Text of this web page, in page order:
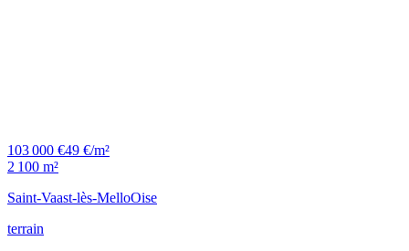
103 000 €49 €/m²
2 100 m²
Saint-Vaast-lès-MelloOise
terrain